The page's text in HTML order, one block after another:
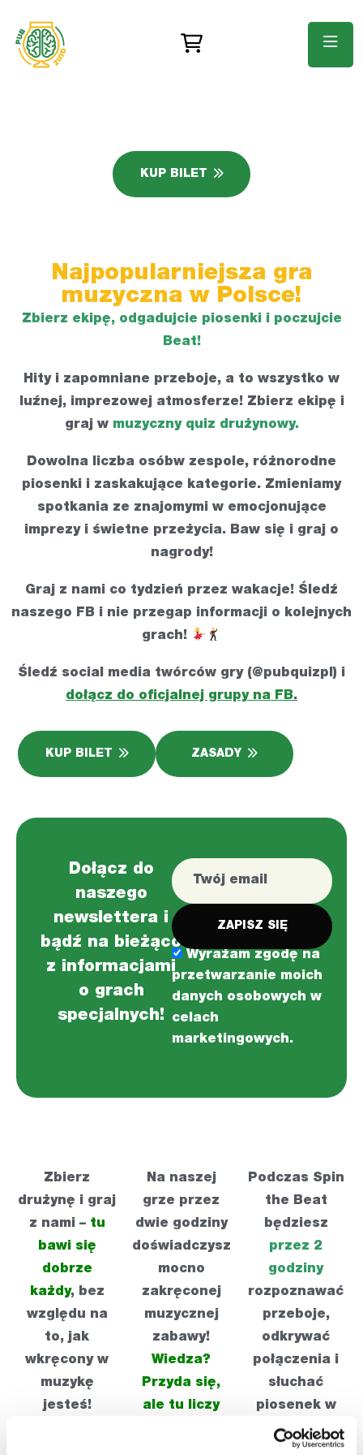
KUP BILET
Najpopularniejsza gra
muzyczna w Polsce!
Zbierz ekipę, odgadujcie piosenki i poczujcie
Beat!
Hity i zapomniane przeboje, a to wszystko w
luźnej, imprezowej atmosferze! Zbierz ekipę i
graj w muzyczny quiz drużynowy.
Dowolna liczba osóbw zespole, różnorodne
piosenki i zaskakujące kategorie. Zmieniamy
spotkania ze znajomymi w emocjonujące
imprezy i świetne przeżycia. Baw się i graj o
nagrody!
Graj z nami co tydzień przez wakacje! Śledź
naszego FB i nie przegap informacji o kolejnych
grach!
Śledź social media twórców gry (@pubquizpl) i
dołącz do oficjalnej grupy na FB.
KUP BILET ZASADY
Dołącz do
naszego
newslettera i
bądź na bieżąco
z informacjami
o grach
specjalnych!
Wyrażam zgodę na
przetwarzanie moich
danych osobowych w
celach
marketingowych.
Zbierz
drużynę i graj
z nami –tu
bawi się
dobrze
każdy, bez
względu na
to, jak
wkręcony w
muzykę
jesteś!
Na naszej
grze przez
dwie godziny
doświadczysz
mocno
zakręconej
muzycznej
zabawy!
Wiedza?
Przyda się,
ale tu liczy
Podczas Spin
the Beat
będziesz
przez 2
godziny
rozpoznawać
przeboje,
odkrywać
połączenia i
słuchać
piosenek w
zaskakującej
wersji